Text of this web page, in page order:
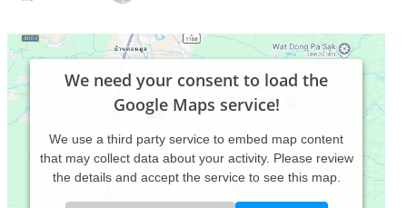
We need your consent to load the
Google Maps service!
We use a third party service to embed map content
that may collect data about your activity. Please review
the details and accept the service to see this map.